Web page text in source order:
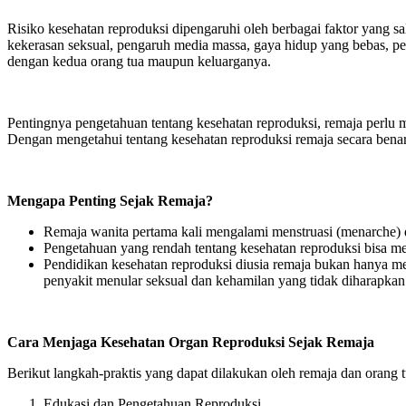
Risiko kesehatan reproduksi dipengaruhi oleh berbagai faktor yang
kekerasan seksual, pengaruh media massa, gaya hidup yang bebas,
dengan kedua orang tua maupun keluarganya.
Pentingnya pengetahuan tentang kesehatan reproduksi, remaja
Dengan mengetahui tentang kesehatan reproduksi remaja secara
Mengapa Penting Sejak Remaja?
Remaja wanita pertama kali mengalami menstruasi
Pengetahuan yang rendah tentang kesehatan reproduksi bisa
Pendidikan kesehatan reproduksi diusia remaja bukan hanya
penyakit menular seksual dan kehamilan yang tidak
Cara Menjaga Kesehatan Organ Reproduksi Sejak Remaja
Berikut langkah‑praktis yang dapat dilakukan oleh remaja dan orang